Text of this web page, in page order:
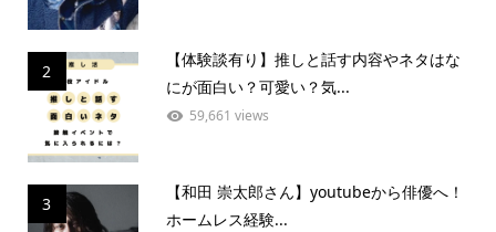
2
【体験談有り】推しと話す内容やネタはな
にが面白い？可愛い？気...
59,661 views
3
【和田 崇太郎さん】youtubeから俳優へ！
ホームレス経験...